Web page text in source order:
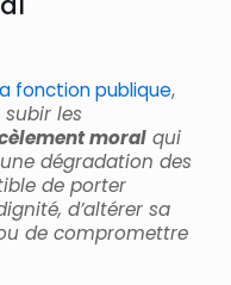
fonction publique,
les
moral qui
dégradation des
de porter
d’altérer sa
de compromettre